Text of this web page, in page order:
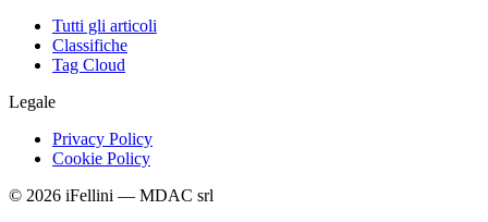
Tutti gli articoli
Classifiche
Tag Cloud
Legale
Privacy Policy
Cookie Policy
© 2026 iFellini — MDAC srl